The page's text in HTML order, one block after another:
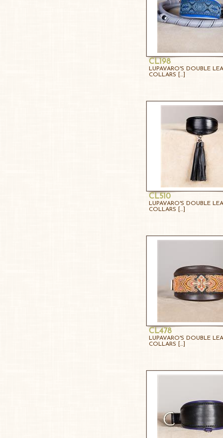
CL198
LUPAVARO'S DOUBLE
COLLARS [...]
CL510
LUPAVARO'S DOUBLE
COLLARS [...]
CL478
LUPAVARO'S DOUBLE
COLLARS [...]